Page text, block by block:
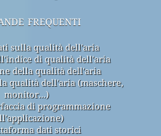
frequenti
sulla qualità dell'aria
di qualità dell'aria
della qualità dell'aria
qualità dell'aria (maschere,
monitor...)
di programmazione
dati storici